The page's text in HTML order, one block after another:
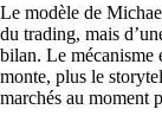
Le modèle de
du trading, mais
bilan. Le mécanisme
monte, plus le
marchés au moment